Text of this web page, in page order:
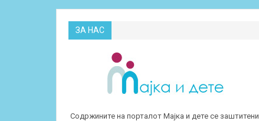
ЗА НАС
Содржините на порталот Мајка и дете се заштитени